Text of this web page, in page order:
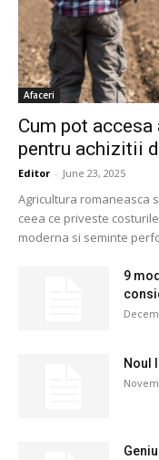
Afaceri
Cum pot
pentru achizitii
Editor - June 23, 2025
Agricultura romaneasca
ceea ce priveste
moderna si seminte
9
Noul